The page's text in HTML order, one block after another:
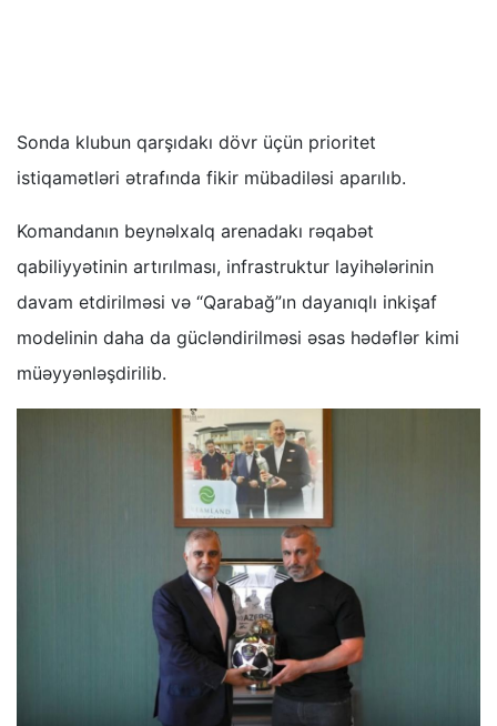
Sonda klubun qarşıdakı dövr üçün prioritet
istiqamətləri ətrafında fikir mübadiləsi aparılıb.
Komandanın beynəlxalq arenadakı rəqabət
qabiliyyətinin artırılması, infrastruktur layihələrinin
davam etdirilməsi və “Qarabağ”ın dayanıqlı inkişaf
modelinin daha da gücləndirilməsi əsas hədəflər kimi
müəyyənləşdirilib.